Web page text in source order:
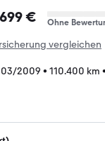
€ Ohne
vergleichen
03/2009 • 110.400 km •